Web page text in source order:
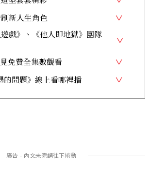
新人生角色
戲》、《他人即地獄》團隊
免費全集數觀看
的問題》線上看哪裡播